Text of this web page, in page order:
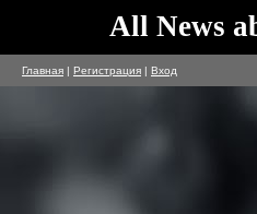
All News
Главная | Регистрация | Вход